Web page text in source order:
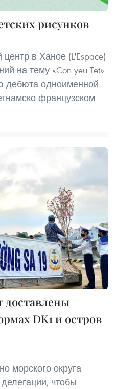
рисунков
в Ханое (L'Espace)
на тему «Con yeu Tet»
дебюта одноименной
французском
доставлены
DK1 и остров
морского округа
чтобы